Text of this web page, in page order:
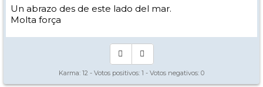
Un abrazo des de este lado del mar.
Molta força
Karma: 12 - Votos positivos: 1 - Votos negativos: 0